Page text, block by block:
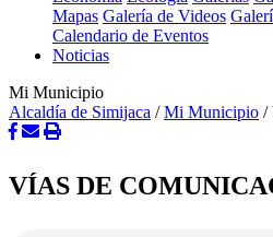
Mapas Galería de Videos
Calendario de Eventos
Noticias
Mi Municipio
Alcaldía de Simijaca /Mi Municipio /
VÍAS DE